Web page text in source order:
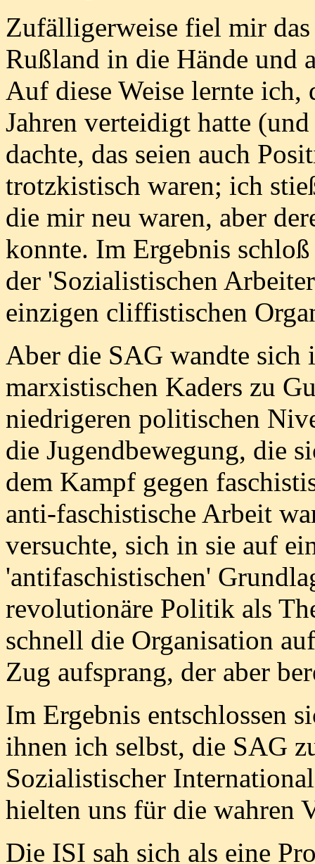
Zufälligerweise fiel mir
Rußland in die Hände und
Auf diese Weise lernte ich,
Jahren verteidigt hatte
dachte, das seien auch
trotzkistisch waren; ich
die mir neu waren, aber
konnte. Im Ergebnis
der 'Sozialistischen
einzigen cliffistischen
Aber die SAG wandte sich
marxistischen Kaders zu
niedrigeren politischen
die Jugendbewegung, die
dem Kampf gegen
anti-faschistische Arbeit
versuchte, sich in sie auf
'antifaschistischen'
revolutionäre Politik als
schnell die Organisation
Zug aufsprang, der aber
Im Ergebnis entschlossen
ihnen ich selbst, die SAG
Sozialistischer
hielten uns für die wahren
Die ISI sah sich als eine